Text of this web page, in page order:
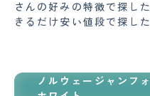
さんの好みの特徴で探し
きるだけ安い値段で探し
ノルウェージャンフ